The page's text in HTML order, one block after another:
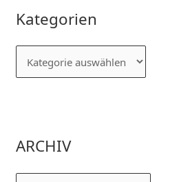
Kategorien
ARCHIV